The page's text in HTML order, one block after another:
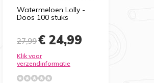
Watermeloen Lolly -
Doos 100 stuks
27,99€ 24,99
Klik voor
verzendinformatie